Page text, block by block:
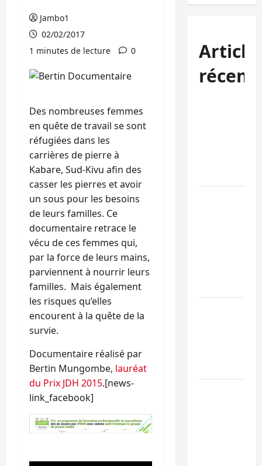
Jambo1
02/02/2017
1 minutes de lecture
0
Des nombreuses femmes
en quête de travail se sont
réfugiées dans les
carrières de pierre à
Kabare, Sud-Kivu afin des
casser les pierres et avoir
un sous pour les besoins
de leurs familles. Ce
documentaire retrace le
vécu de ces femmes qui,
par la force de leurs mains,
parviennent à nourrir leurs
familles. Mais également
les risques qu’elles
encourent à la quête de la
survie.
Documentaire réalisé par
Bertin Mungombe, lauréat
du Prix JDH 2015.[news-
link_facebook]